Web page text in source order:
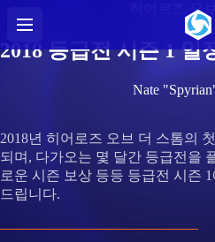
히어로즈 오
2018 등급전 시즌 1 일
Nate
2018년 히어로즈 오브 더 스톰의
되며, 다가오는 몇 달간 등급전을
로운 시즌 보상 등등 등급전 시즌
드립니다.